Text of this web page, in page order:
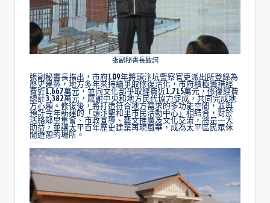
張副秘書長致詞
張副秘書長指出，市府109年將頭汴坑警察官吏派出所登錄為
歷史建築，地方多年來持續爭取修復活化，市府積極籌措經
費近1,667萬元，並向文化部爭取經費近1,715萬元，修復經費
總計3,382萬元，感謝中央和地方民代協力促成，共同完成地
方心願。修復後，將打造符合地方需求的多功能空間，並與
預計今年新建的「頭汴聖和里市民活動中心」相結合，對於
活絡鄰里集會、市政宣導、藝文推廣及文化交流，將是一大
助益，並讓太平百年歷史建築再現風華，成為太平區民眾休
閒遊憩的場所。